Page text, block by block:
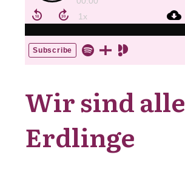
Wir sind alle
Erdlinge